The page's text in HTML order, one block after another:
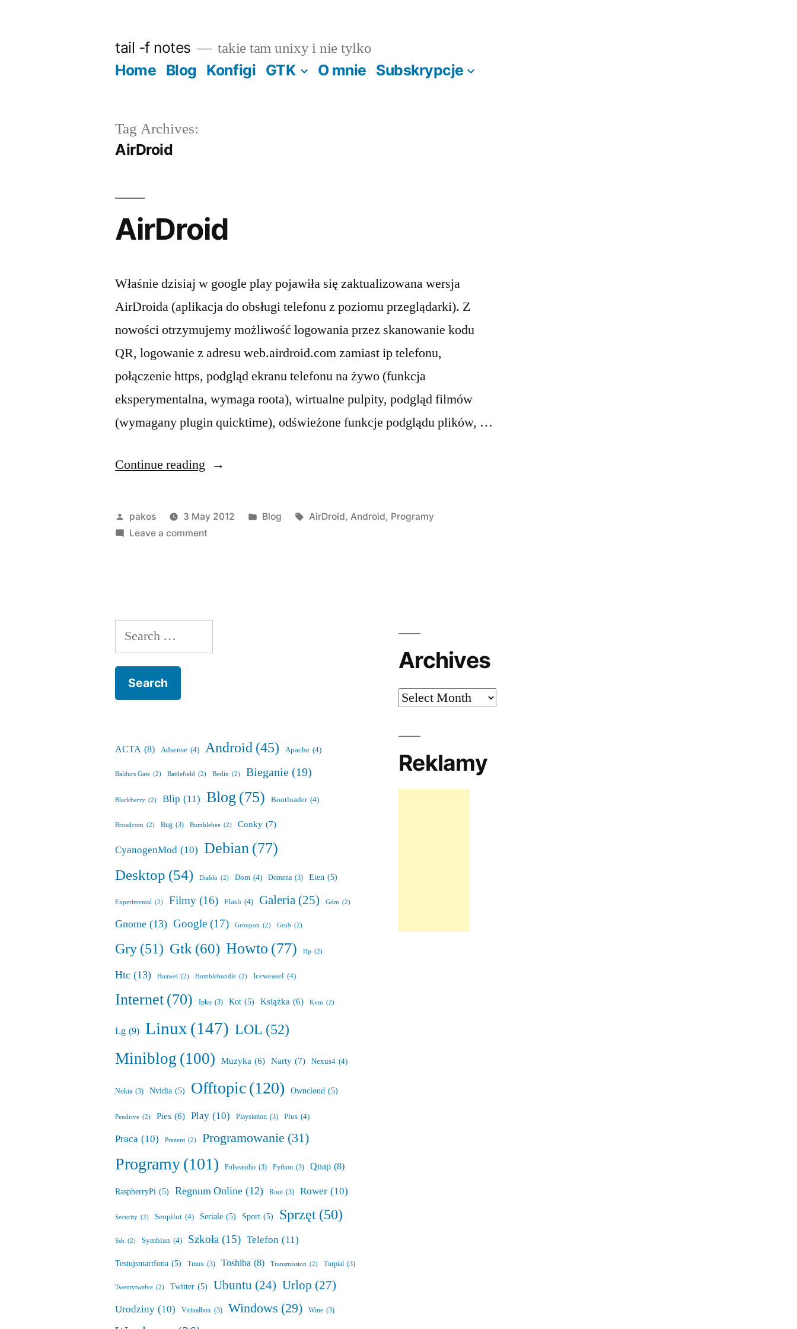
tail -f notes takie tam unixy i nie tylko
Home Blog Konfigi GTK O mnie Subskrypcje
Tag Archives:
AirDroid
AirDroid
Właśnie dzisiaj w google play pojawiła się zaktualizowana wersja
AirDroida (aplikacja do obsługi telefonu z poziomu przeglądarki). Z
nowości otrzymujemy możliwość logowania przez skanowanie kodu
QR, logowanie z adresu web.airdroid.com zamiast ip telefonu,
połączenie https, podgląd ekranu telefonu na żywo (funkcja
eksperymentalna, wymaga roota), wirtualne pulpity, podgląd filmów
(wymagany plugin quicktime), odświeżone funkcje podglądu plików, …
Continue reading “AirDroid”
Posted
by
pakos 3 May 2012
Posted
Blog Tags:
AirDroid, Android, Programy
Leave a comment
Search
for:
Archives
Archives
ACTA (8) Adsense (4) Android (45) Apache (4)
Baldurs Gate (2) Battlefield (2) Berlin (2) Bieganie (19)
Blackberry (2) Blip (11) Blog(75) Bootloader (4)
Broadcom (2) Bug (3) Bumblebee (2) Conky (7)
CyanogenMod (10) Debian(77)
Desktop (54) Diablo (2) Dom (4) Domena (3) Eten (5)
Experimental (2) Filmy (16) Flash (4) Galeria (25) Gdm (2)
Gnome (13) Google (17) Groupon (2) Grub (2)
Gry(51) Gtk(60) Howto (77) Hp (2)
Htc (13) Huawei (2) Humblebundle (2) Iceweasel (4)
Internet(70) Ipko (3) Kot (5) Książka (6) Kvm (2)
Lg (9) Linux(147) LOL (52)
Miniblog (100) Muzyka (6) Narty (7) Nexus4 (4)
Nokia (3) Nvidia (5) Offtopic(120) Owncloud (5)
Pendrive (2) Pies (6) Play (10) Playstation (3) Plus (4)
Praca (10) Prezent (2) Programowanie (31)
Programy(101) Pulseaudio (3) Python (3) Qnap (8)
RaspberryPi (5) Regnum Online (12) Root (3) Rower (10)
Security (2) Seopilot (4) Seriale (5) Sport (5) Sprzęt(50)
Ssh (2) Symbian (4) Szkoła (15) Telefon (11)
Testujsmartfona (5) Tmux (3) Toshiba (8) Transmission (2) Turpial (3)
Twentytwelve (2) Twitter (5) Ubuntu (24) Urlop (27)
Urodziny (10) Virtualbox (3) Windows (29) Wine (3)
Reklamy